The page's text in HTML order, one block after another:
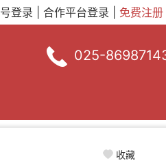
登录 合作平台登录 免费注册
025-
收藏